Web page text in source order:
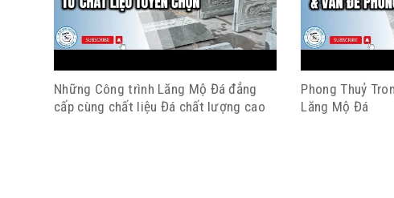
Những Công trình Lăng Mộ Đá đẳng
cấp cùng chất liệu Đá chất lượng cao
Phong Thuỷ
Lăng Mộ Đá